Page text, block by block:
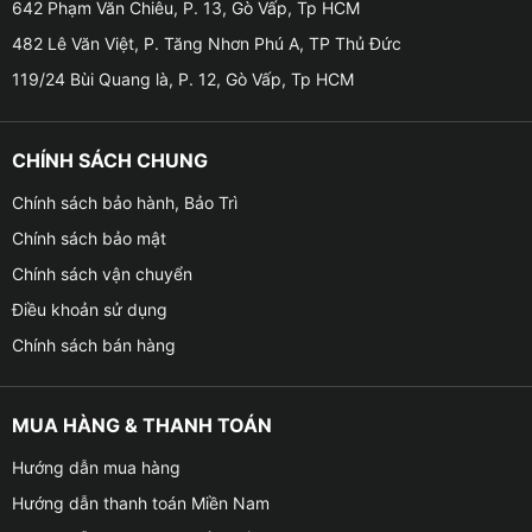
Địa chỉ lắp Android Box cho xe VinFast
Tính năng của Android Box cho xe VinFast VF3
✦Giao diện bắt mắt và dễ dàng sử dụng
642 Phạm Văn Chiêu, P. 13, Gò Vấp, Tp HCM
482 Lê Văn Việt, P. Tăng Nhơn Phú A, TP Thủ Đức
119/24 Bùi Quang là, P. 12, Gò Vấp, Tp HCM
CHÍNH SÁCH CHUNG
Chính sách bảo hành, Bảo Trì
Chính sách bảo mật
Chính sách vận chuyển
Điều khoản sử dụng
Chính sách bán hàng
MUA HÀNG & THANH TOÁN
Hướng dẫn mua hàng
Hướng dẫn thanh toán Miền Nam